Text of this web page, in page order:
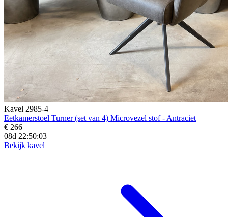
Kavel 2985-4
Eetkamerstoel Turner (set van 4) Microvezel stof - Antraciet
€ 266
08d 22:50:02
Bekijk kavel